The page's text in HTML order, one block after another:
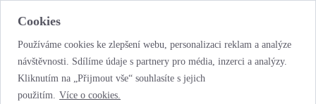
Cookies
Používáme cookies ke zlepšení webu, personalizaci reklam a analýze
návštěvnosti. Sdílíme údaje s partnery pro média, inzerci a analýzy.
Kliknutím na „Přijmout vše“ souhlasíte s jejich
použitím. Více o cookies.